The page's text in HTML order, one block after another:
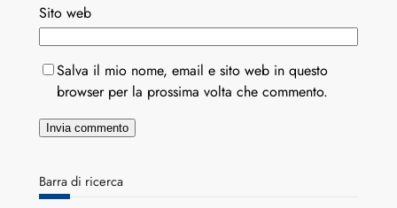
Sito web
Salva il mio nome, email e sito web in questo
browser per la prossima volta che commento.
Barra di ricerca